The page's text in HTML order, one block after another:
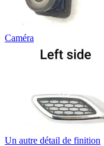
Caméra
Un autre détail de finition